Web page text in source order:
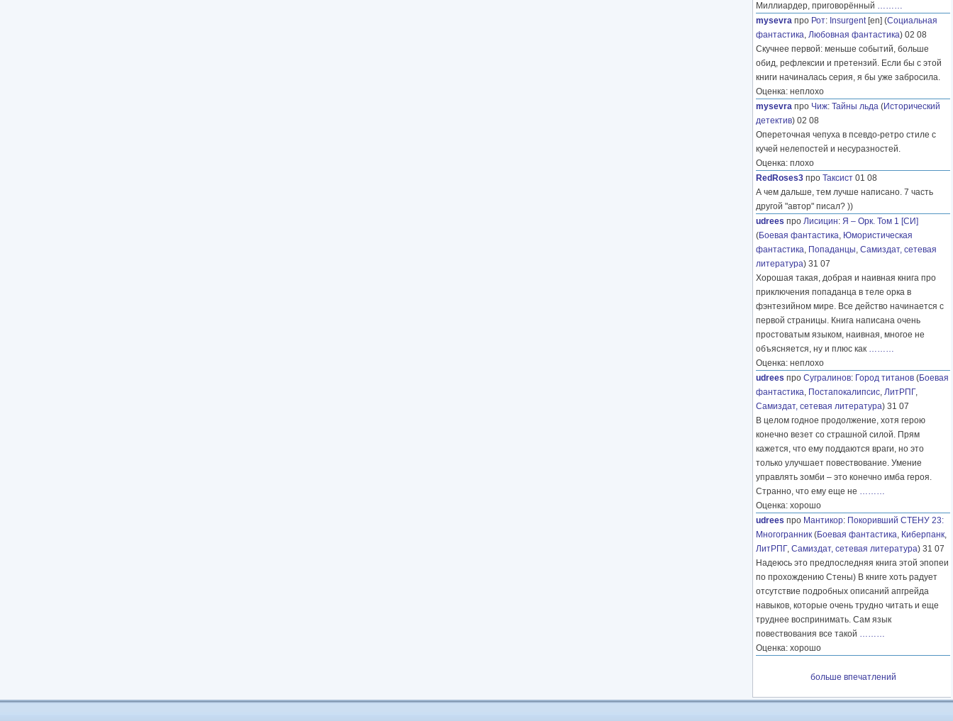
Миллиардер, приговорённый ………
mysevra про Рот: Insurgent[en] (Социальная
фантастика, Любовная фантастика) 02 08
Скучнее первой: меньше событий, больше
обид, рефлексии и претензий. Если бы с этой
книги начиналась серия, я бы уже забросила.
Оценка: неплохо
mysevra про Чиж: Тайны льда (Исторический
детектив) 02 08
Опереточная чепуха в псевдо-ретро стиле с
кучей нелепостей и несуразностей.
Оценка: плохо
RedRoses3 про Таксист 01 08
А чем дальше, тем лучше написано. 7 часть
другой "автор" писал? ))
udrees про Лисицин: Я – Орк. Том 1 [СИ]
(Боевая фантастика, Юмористическая
фантастика, Попаданцы, Самиздат, сетевая
литература) 31 07
Хорошая такая, добрая и наивная книга про
приключения попаданца в теле орка в
фэнтезийном мире. Все действо начинается с
первой страницы. Книга написана очень
простоватым языком, наивная, многое не
объясняется, ну и плюс как ………
Оценка: неплохо
udrees про Сугралинов: Город титанов (Боевая
фантастика, Постапокалипсис, ЛитРПГ,
Самиздат, сетевая литература) 31 07
В целом годное продолжение, хотя герою
конечно везет со страшной силой. Прям
кажется, что ему поддаются враги, но это
только улучшает повествование. Умение
управлять зомби – это конечно имба героя.
Странно, что ему еще не ………
Оценка: хорошо
udrees про Мантикор: Покоривший СТЕНУ 23:
Многогранник (Боевая фантастика, Киберпанк,
ЛитРПГ, Самиздат, сетевая литература) 31 07
Надеюсь это предпоследняя книга этой эпопеи
по прохождению Стены) В книге хоть радует
отсутствие подробных описаний апгрейда
навыков, которые очень трудно читать и еще
труднее воспринимать. Сам язык
повествования все такой ………
Оценка: хорошо
больше впечатлений